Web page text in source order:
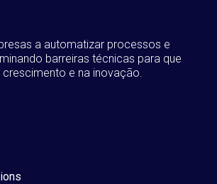
a automatizar processos e
barreiras técnicas para que
e na inovação.